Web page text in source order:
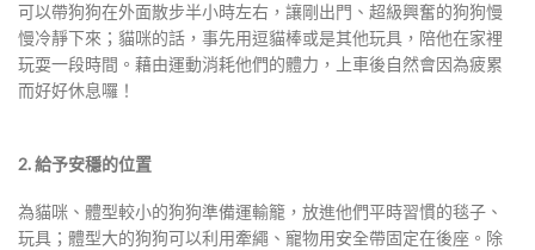
可以帶狗狗在外面散步半小時左右，讓剛出門、超級興奮的狗狗慢
慢冷靜下來；貓咪的話，事先用逗貓棒或是其他玩具，陪他在家裡
玩耍一段時間。藉由運動消耗他們的體力，上車後自然會因為疲累
而好好休息囉！
2. 給予安穩的位置
為貓咪、體型較小的狗狗準備運輸籠，放進他們平時習慣的毯子、
玩具；體型大的狗狗可以利用牽繩、寵物用安全帶固定在後座。除